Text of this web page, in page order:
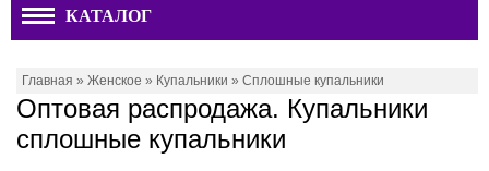
КАТАЛОГ
Главная » Женское » Купальники » Сплошные купальники
Оптовая распродажа. Купальники
сплошные купальники